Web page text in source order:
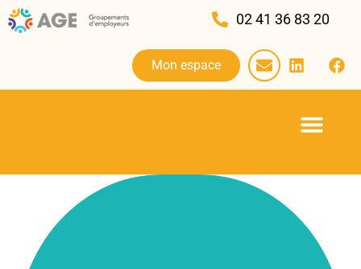
02 41 36 83 20
Mon espace